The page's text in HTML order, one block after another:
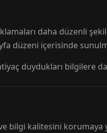
daha düzenli
düzeni içerisinde
duydukları bilgilere
kalitesini korumaya